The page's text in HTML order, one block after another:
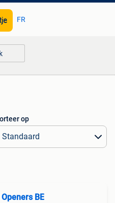
FR
op
Openers BE